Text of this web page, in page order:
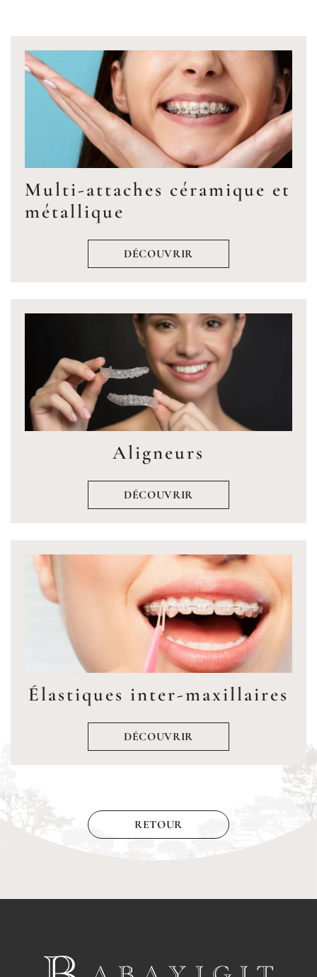
Multi-attaches céramique et
métallique
DÉCOUVRIR
Aligneurs
DÉCOUVRIR
Élastiques inter-maxillaires
DÉCOUVRIR
RETOUR